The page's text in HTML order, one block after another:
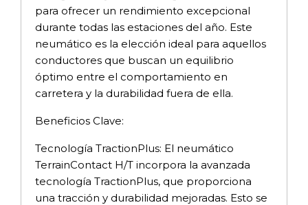
para ofrecer un rendimiento excepcional
durante todas las estaciones del año. Este
neumático es la elección ideal para aquellos
conductores que buscan un equilibrio
óptimo entre el comportamiento en
carretera y la durabilidad fuera de ella.
Beneficios Clave:
Tecnología TractionPlus: El neumático
TerrainContact H/T incorpora la avanzada
tecnología TractionPlus, que proporciona
una tracción y durabilidad mejoradas. Esto se